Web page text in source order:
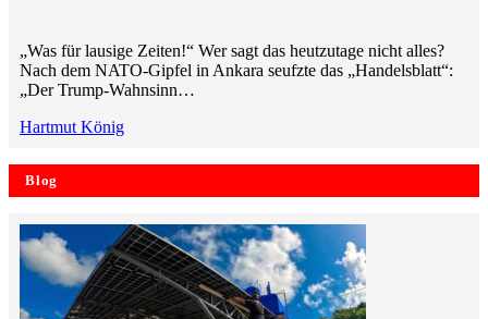
„Was für lausige Zeiten!“ Wer sagt das heutzutage nicht alles?
Nach dem NATO-Gipfel in Ankara seufzte das „Handelsblatt“:
„Der Trump-Wahnsinn…
Hartmut König
Blog